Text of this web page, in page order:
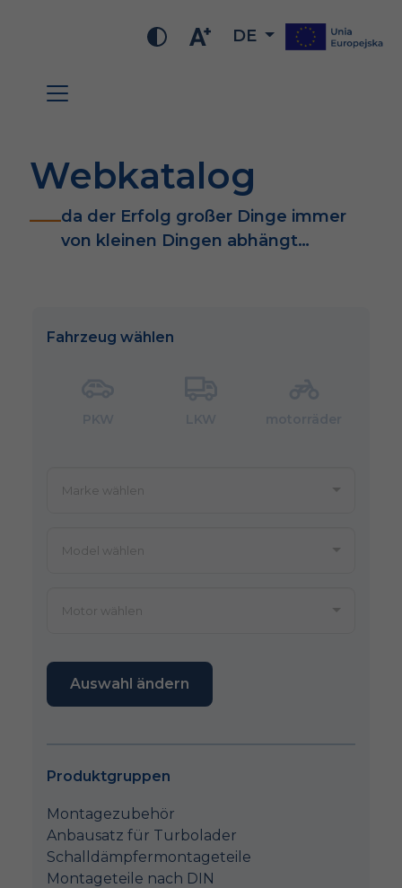
DE
Webkatalog
da der Erfolg großer Dinge immer
von kleinen Dingen abhängt…
Fahrzeug wählen
Auswahl ändern
Produktgruppen
Montagezubehör
Anbausatz für Turbolader
Schalldämpfermontageteile
Montageteile nach DIN